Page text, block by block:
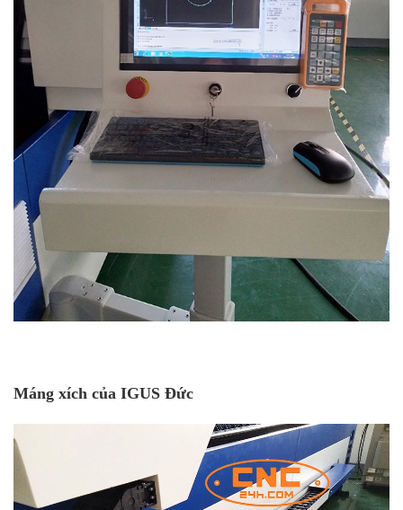
Máng xích của IGUS Đức